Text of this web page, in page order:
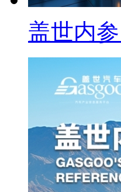
盖世内